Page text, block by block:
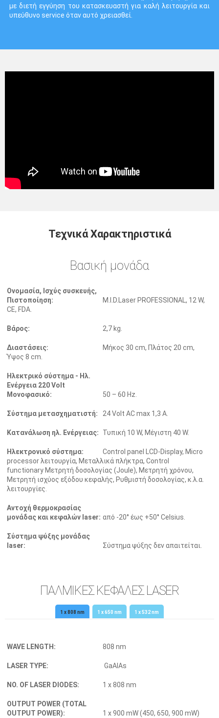
με διετή εγγύηση του κατασκευαστή για καλή λειτουργία και
υπεύθυνο service όταν αυτό χρειασθεί.
Τεχνικά Χαρακτηριστικά
Βασική μονάδα
Ονομασία, Ισχύς συσκευής,
Πιστοποίηση:
M.I.D.Laser PROFESSIONAL, 12 W,
CE, FDA.
Βάρος: 2,7 kg.
Διαστάσεις:
Μήκος 30 cm, Πλάτος 20 cm,
Ύψος 8 cm.
Ηλεκτρικό σύστημα - Ηλ.
Ενέργεια 220 Volt
Μονοφασικό:
50 – 60 Hz.
Σύστημα μετασχηματιστή: 24 Volt AC max 1,3 A.
Κατανάλωση ηλ. Ενέργειας: Τυπική 10 W, Μέγιστη 40 W.
Ηλεκτρονικό σύστημα:
Control panel LCD-Display, Micro
processor λειτουργία, Μεταλλικά πλήκτρα, Control
functionary Μετρητή δοσολογίας (Joule), Μετρητή χρόνου,
Μετρητή ισχύος εξόδου κεφαλής, Ρυθμιστή δοσολογίας, κ.λ.α.
λειτουργίες.
Αντοχή θερμοκρασίας
μονάδας και κεφαλών laser: από -20° έως +50° Celsius.
Σύστημα ψύξης μονάδας
laser:
Σύστημα ψύξης δεν απαιτείται.
ΠΑΛΜΙΚΕΣ ΚΕΦΑΛΕΣ LASER
1 x 808 nm 1 x 650 nm 1 x 532 nm
WAVE LENGTH: 808 nm
LASER TYPE: GaAlAs
NO. OF LASER DIODES: 1 x 808 nm
OUTPUT POWER (TOTAL
OUTPUT POWER):
1 x 900 mW (450, 650, 900 mW)